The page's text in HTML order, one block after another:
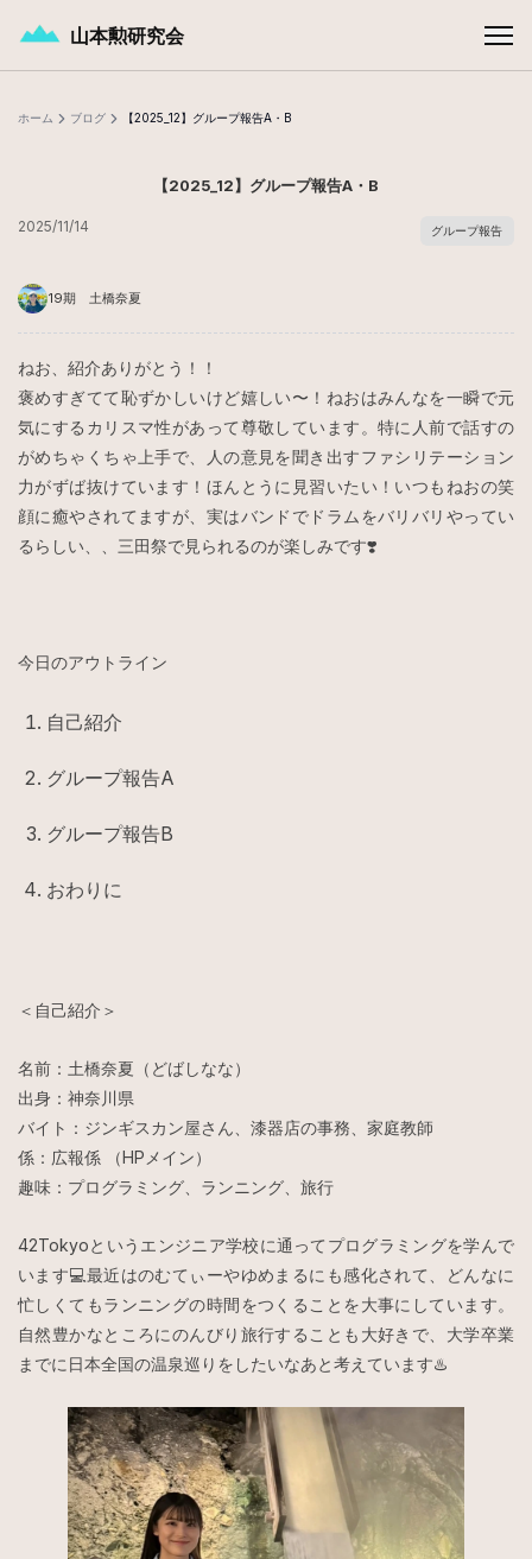
山本勲研究会
ホーム ブログ 【2025_12】グループ報告A・B
【2025_12】グループ報告A・B
2025/11/14 グループ報告
19期 土橋奈夏
ねお、紹介ありがとう！！
褒めすぎてて恥ずかしいけど嬉しい〜！ねおはみんなを一瞬で元
気にするカリスマ性があって尊敬しています。特に人前で話すの
がめちゃくちゃ上手で、人の意見を聞き出すファシリテーション
力がずば抜けています！ほんとうに見習いたい！いつもねおの笑
顔に癒やされてますが、実はバンドでドラムをバリバリやってい
るらしい、、三田祭で見られるのが楽しみです❣️
今日のアウトライン
自己紹介
グループ報告A
グループ報告B
おわりに
＜自己紹介＞
名前：土橋奈夏（どばしなな）
出身：神奈川県
バイト：ジンギスカン屋さん、漆器店の事務、家庭教師
係：広報係 （HPメイン）
趣味：プログラミング、ランニング、旅行
42Tokyoというエンジニア学校に通ってプログラミングを学んで
います💻最近はのむてぃーやゆめまるにも感化されて、どんなに
忙しくてもランニングの時間をつくることを大事にしています。
自然豊かなところにのんびり旅行することも大好きで、大学卒業
までに日本全国の温泉巡りをしたいなあと考えています♨️